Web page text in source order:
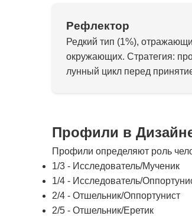
Рефлектор
Редкий тип (1%),
окружающих. Стратегия:
лунный цикл перед
Профили в
Профили определяют роль
1/3 - Исследователь/Мученик
1/4 - Исследователь/
2/4 - Отшельник/Оппортунист
2/5 - Отшельник/Еретик